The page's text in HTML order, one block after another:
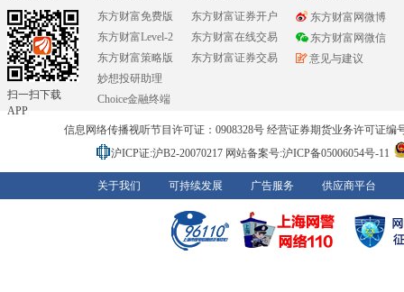
扫一扫下载
APP
东方财富免费版
东方财富Level-2
东方财富策略版
妙想投研助理
Choice金融终端
东方财富证券开户
东方财富在线交易
东方财富证券交易
东方财富网微博
东方财富网微信
意见与建议
信息网络传播视听节目许可证：0908328号 经营证券期货业务许可证编
沪ICP证:沪B2-20070217 网站备案号:沪ICP备05006054号-11
关于我们 可持续发展 广告服务 供应商平台